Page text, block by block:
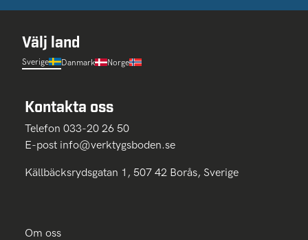
Välj land
Sverige Danmark Norge
Kontakta oss
Telefon 033-20 26 50
E-post info@verktygsboden.se
Källbäcksrydsgatan 1, 507 42 Borås, Sverige
Om oss